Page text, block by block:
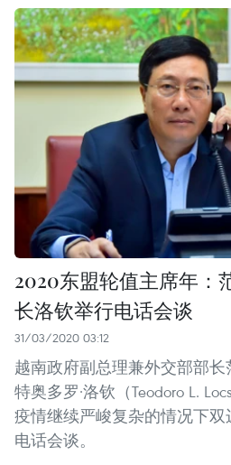
2020东盟轮值主席年：
长洛钦举行电话会谈
31/03/2020 03:12
越南政府副总理兼外交部部
特奥多罗·洛钦（Teodoro L.
疫情继续严峻复杂的情况下
电话会谈。